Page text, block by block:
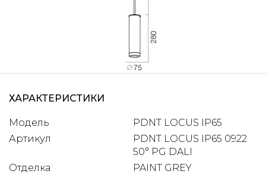
ХАРАКТЕРИСТИКИ
Артикул
PDNT LOCUS IP65 0922
50° PG DALI
Модель PDNT LOCUS IP65
Отделка
PAINT GREY